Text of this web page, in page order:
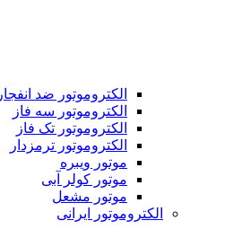
الکتروموتور ضد انفجار
الکتروموتور سه فاز
الکتروموتور تک فاز
الکتروموتور ترمزدار
موتور ویبره
موتور کولر آبی
موتور مشعل
الکتروموتور ایرانی